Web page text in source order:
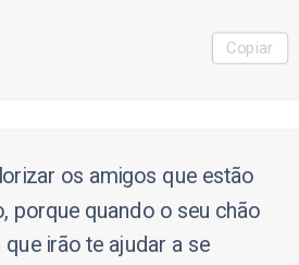
Copiar
os amigos que estão
porque quando o seu chão
irão te ajudar a se